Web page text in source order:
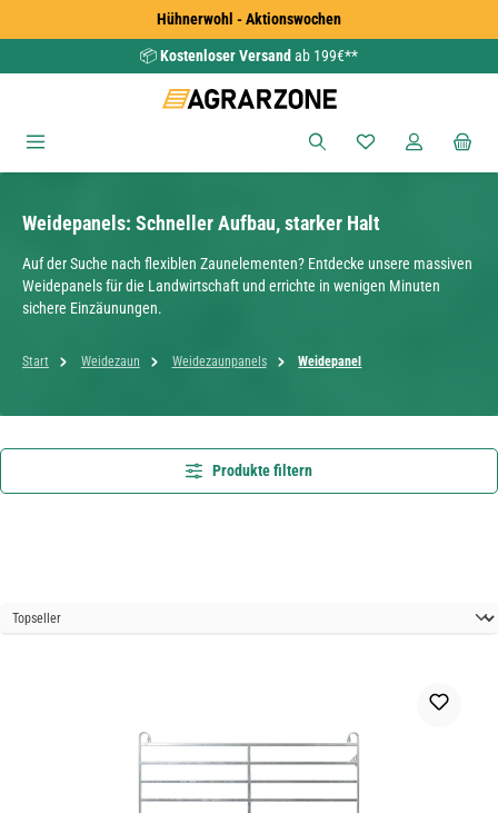
Zum Hauptinhalt springenHühnerwohl - Aktionswochen
📦Kostenloser Versand ab 199€**
Du hast 0
Weidepanels: Schneller Aufbau, starker Halt
Auf der Suche nach flexiblen Zaunelementen? Entdecke unsere massiven
Weidepanels für die Landwirtschaft und errichte in wenigen Minuten
sichere Einzäunungen.
Start Weidezaun Weidezaunpanels Weidepanel
Produkte filtern